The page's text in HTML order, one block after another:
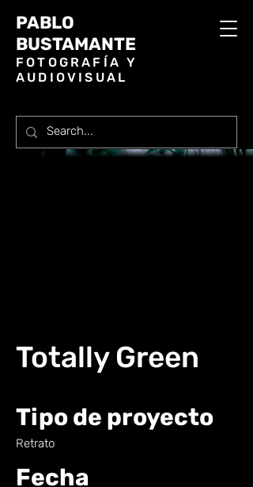
PABLO
BUSTAMANTE
FOTOGRAFÍA Y
AUDIOVISUAL
Totally Green
Tipo de proyecto
Retrato
Fecha